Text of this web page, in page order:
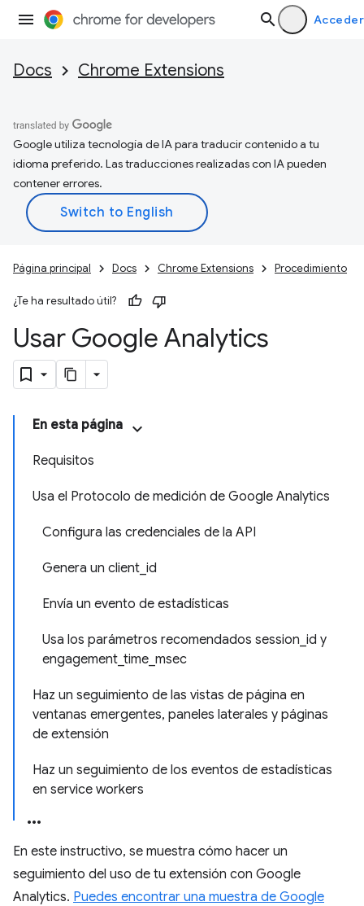
Acceder
Docs Chrome Extensions
Google utiliza tecnología de IA para traducir contenido a tu
idioma preferido. Las traducciones realizadas con IA pueden
contener errores.
Página principal Docs Chrome Extensions Procedimiento
¿Te ha resultado útil?
Usar Google Analytics
En esta página
Requisitos
Usa el Protocolo de medición de Google Analytics
Configura las credenciales de la API
Genera un client_id
Envía un evento de estadísticas
Usa los parámetros recomendados session_id y
engagement_time_msec
Haz un seguimiento de las vistas de página en
ventanas emergentes, paneles laterales y páginas
de extensión
Haz un seguimiento de los eventos de estadísticas
en service workers
En este instructivo, se muestra cómo hacer un
seguimiento del uso de tu extensión con Google
Analytics. Puedes encontrar una muestra de Google